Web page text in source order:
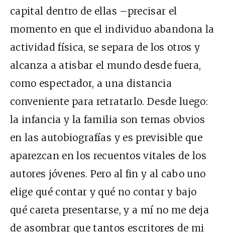
capital dentro de ellas –precisar el
momento en que el individuo abandona la
actividad física, se separa de los otros y
alcanza a atisbar el mundo desde fuera,
como espectador, a una distancia
conveniente para retratarlo. Desde luego:
la infancia y la familia son temas obvios
en las autobiografías y es previsible que
aparezcan en los recuentos vitales de los
autores jóvenes. Pero al fin y al cabo uno
elige qué contar y qué no contar y bajo
qué careta presentarse, y a mí no me deja
de asombrar que tantos escritores de mi